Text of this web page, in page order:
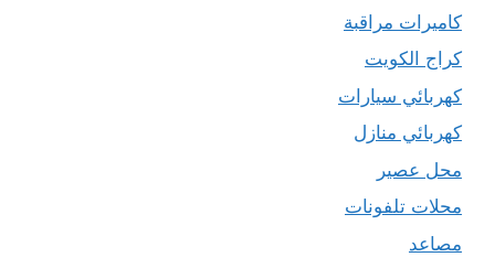
كاميرات مراقبة
كراج الكويت
كهربائي سيارات
كهربائي منازل
محل عصير
محلات تلفونات
مصاعد